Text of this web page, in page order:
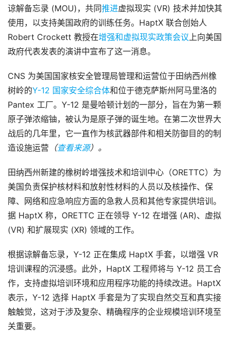
谅解备忘录 (MOU)，共同推进虚拟现实 (VR) 技术并加快其
使用，以支持美国政府的训练任务。HaptX 联合创始人
Robert Crockett 教授在增强和虚拟现实政策会议上向美国
政府代表发表的演讲中宣布了这一消息。
CNS 为美国国家核安全管理局管理和运营位于田纳西州橡
树岭的Y-12 国家安全综合体和位于德克萨斯州阿马里洛的
Pantex 工厂。Y-12 是曼哈顿计划的一部分，旨在为第一颗
原子弹浓缩铀，被认为是原子弹的诞生地。在第二次世界大
战后的几年里，它一直作为核武器部件和相关防御目的的制
造设施运营 （查看来源）。
田纳西州新建的橡树岭增强技术和培训中心（ORETTC）为
美国负责保护核材料和放射性材料的人员以及核操作、保
障、网络和应急响应方面的急救人员和其他专家提供培训。
据 HaptX 称，ORETTC 正在领导 Y-12 在增强 (AR)、虚拟
(VR) 和扩展现实 (XR) 领域的工作。
根据谅解备忘录，Y-12 正在集成 HaptX 手套，以增强 VR
培训课程的沉浸感。此外，HaptX 工程师将与 Y-12 员工合
作，支持虚拟培训环境和应用程序功能的持续改进。HaptX
表示，Y-12 选择 HaptX 手套是为了实现自然交互和真实接
触触觉，这对于涉及复杂、精确程序的企业规模培训环境至
关重要。